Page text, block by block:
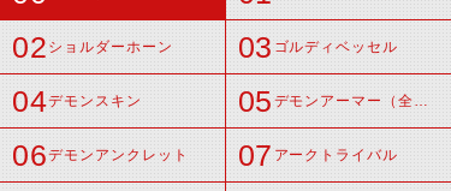
ショルダーホーン ゴルディベッセル
デモンスキン デモンアーマー（全身の甲冑）
デモンアンクレット アークトライバル